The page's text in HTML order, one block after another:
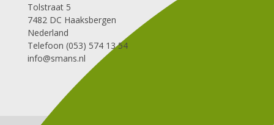
Tolstraat 5
7482 DC Haaksbergen
Nederland
Telefoon (053) 574 13 54
info@smans.nl